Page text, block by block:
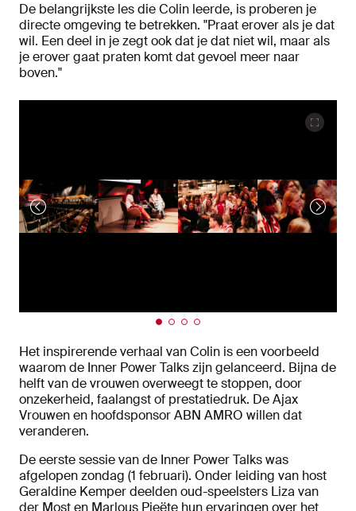
De belangrijkste les die Colin leerde, is proberen je
directe omgeving te betrekken. "Praat erover als je dat
wil. Een deel in je zegt ook dat je dat niet wil, maar als
je erover gaat praten komt dat gevoel meer naar
boven."
Het inspirerende verhaal van Colin is een voorbeeld
waarom de Inner Power Talks zijn gelanceerd. Bijna de
helft van de vrouwen overweegt te stoppen, door
onzekerheid, faalangst of prestatiedruk. De Ajax
Vrouwen en hoofdsponsor ABN AMRO willen dat
veranderen.
De eerste sessie van de Inner Power Talks was
afgelopen zondag (1 februari). Onder leiding van host
Geraldine Kemper deelden oud-speelsters Liza van
der Most en Marlous Pieëte hun ervaringen over het